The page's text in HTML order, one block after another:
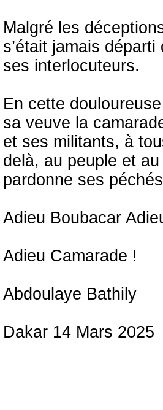
Malgré les
s’était jamais
ses interlocuteurs.
En cette
sa veuve la
et ses militants, à
delà, au peuple et
pardonne ses
Adieu Boubacar
Adieu Camarade !
Abdoulaye Bathily
Dakar 14 Mars 2025